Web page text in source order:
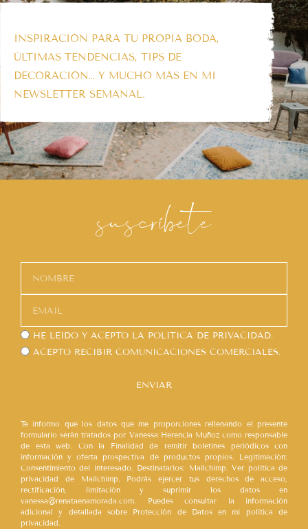
INSPIRACIÓN PARA TU PROPIA BODA,
ÚLTIMAS TENDENCIAS, TIPS DE
DECORACIÓN… Y MUCHO MÁS EN MI
NEWSLETTER SEMANAL.
suscríbete
HE LEÍDO Y ACEPTO LA POLÍTICA DE PRIVACIDAD.
ACEPTO RECIBIR COMUNICACIONES COMERCIALES.
ENVIAR
Te informo que los datos que me proporciones rellenando el presente
formulario serán tratados por Vanessa Herencia Muñoz como responsable
de esta web. Con la Finalidad de remitir boletines periódicos con
información y oferta prospectiva de productos propios. Legitimación:
Consentimiento del interesado. Destinatarios: Mailchimp. Ver política de
privacidad de Mailchimp. Podrás ejercer tus derechos de acceso,
rectificación, limitación y suprimir los datos en
vanessa@renataenamorada.com. Puedes consultar la información
adicional y detallada sobre Protección de Datos en mi política de
privacidad.